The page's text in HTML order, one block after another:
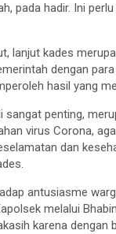
pada hadir. Ini perlu
lanjut kades
dengan
hasil yang
sangat penting,
virus Corona,
dan
antusiasme
melalui
karena dengan